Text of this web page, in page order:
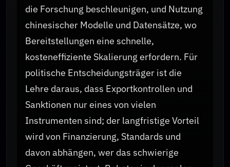
die Forschung beschleunigen, und Nutzung
chinesischer Modelle und Datensätze, wo
Bereitstellungen eine schnelle,
kosteneffiziente Skalierung erfordern. Für
politische Entscheidungsträger ist die
Lehre daraus, dass Exportkontrollen und
Sanktionen nur eines von vielen
Instrumenten sind; der langfristige Vorteil
wird von Finanzierung, Standards und
davon abhängen, wer das schwierige